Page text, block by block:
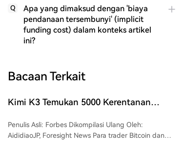
Q
Apa yang dimaksud dengan 'biaya
pendanaan tersembunyi' (implicit
funding cost) dalam konteks artikel
ini?
Bacaan Terkait
Kimi K3 Temukan 5000 Kerentanan
Ekosistem Bitcoin Darurat?
Penulis Asli: Forbes Dikompilasi Ulang Oleh:
AididiaoJP, Foresight News Para trader Bitcoin dan